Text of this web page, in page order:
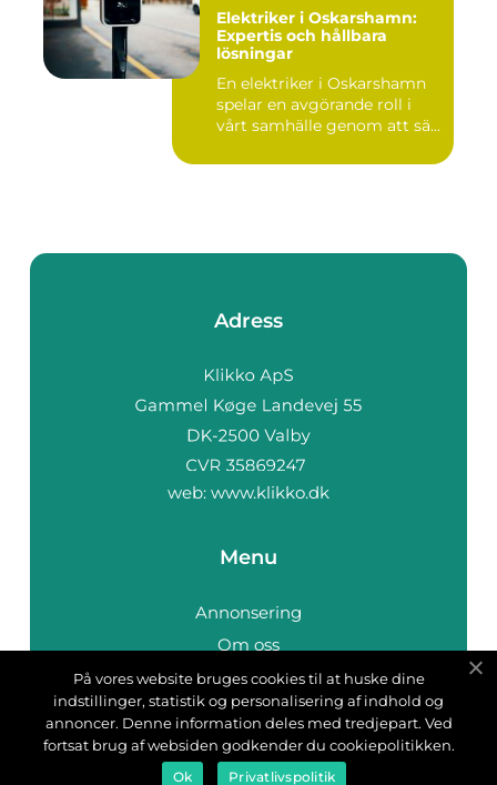
Elektriker i Oskarshamn:
Expertis och hållbara
lösningar
En elektriker i Oskarshamn
spelar en avgörande roll i
vårt samhälle genom att sä...
Adress
web: www.klikko.dk
Menu
Annonsering
Om oss
Cookies
Kontakta oss
Sitemap
På vores website bruges cookies til at huske dine
indstillinger, statistik og personalisering af indhold og
annoncer. Denne information deles med tredjepart. Ved
fortsat brug af websiden godkender du cookiepolitikken.
Ok Privatlivspolitik